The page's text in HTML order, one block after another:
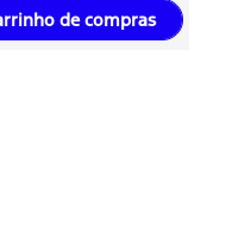
de compras